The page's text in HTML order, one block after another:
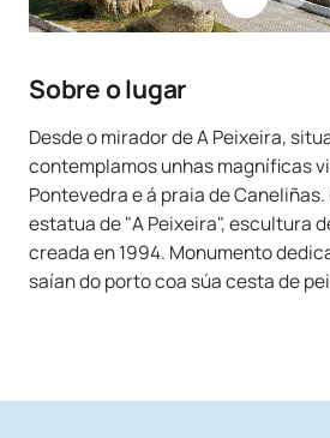
Sobre o lugar
Desde o mirador de A Peixeira,
contemplamos unhas magníficas
Pontevedra e á praia de
estatua de "A Peixeira", escultura
creada en 1994. Monumento
saían do porto coa súa cesta de